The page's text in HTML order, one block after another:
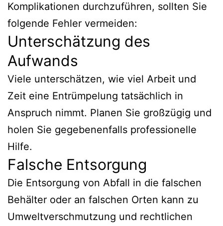
Komplikationen durchzuführen, sollten Sie
folgende Fehler vermeiden:
Unterschätzung des
Aufwands
Viele unterschätzen, wie viel Arbeit und
Zeit eine Entrümpelung tatsächlich in
Anspruch nimmt. Planen Sie großzügig und
holen Sie gegebenenfalls professionelle
Hilfe.
Falsche Entsorgung
Die Entsorgung von Abfall in die falschen
Behälter oder an falschen Orten kann zu
Umweltverschmutzung und rechtlichen